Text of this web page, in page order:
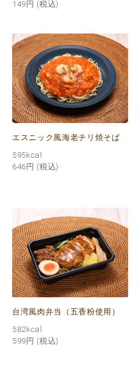
149円 (税込)
エスニック風海老チリ焼そば
595kcal
646円 (税込)
台湾風肉弁当（五香粉使用）
582kcal
599円 (税込)